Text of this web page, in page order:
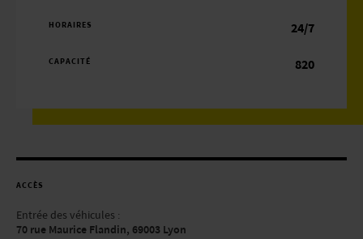
HORAIRES 24/7
CAPACITÉ 820
ACCÈS
Entrée des véhicules :
70 rue Maurice Flandin, 69003 Lyon